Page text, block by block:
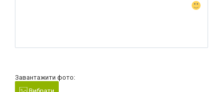
Завантажити фото: